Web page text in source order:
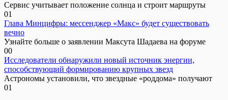
Сервис учитывает положение солнца и строит маршруты
01
Глава Минцифры: мессенджер «Макс» будет существовать
вечно
Узнайте больше о заявлении Максута Шадаева на форуме
00
Исследователи обнаружили новый источник энергии,
способствующий формированию крупных звезд
Астрономы установили, что звездные «роддома» получают
01